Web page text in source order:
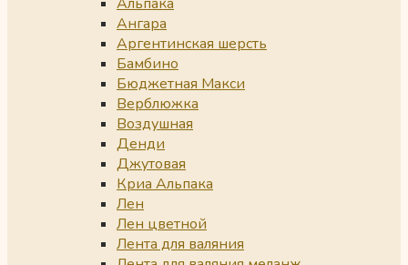
Ангара
Аргентинская шерсть
Бамбино
Бюджетная Макси
Верблюжка
Воздушная
Денди
Джутовая
Криа Альпака
Лен
Лен цветной
Лента для валяния